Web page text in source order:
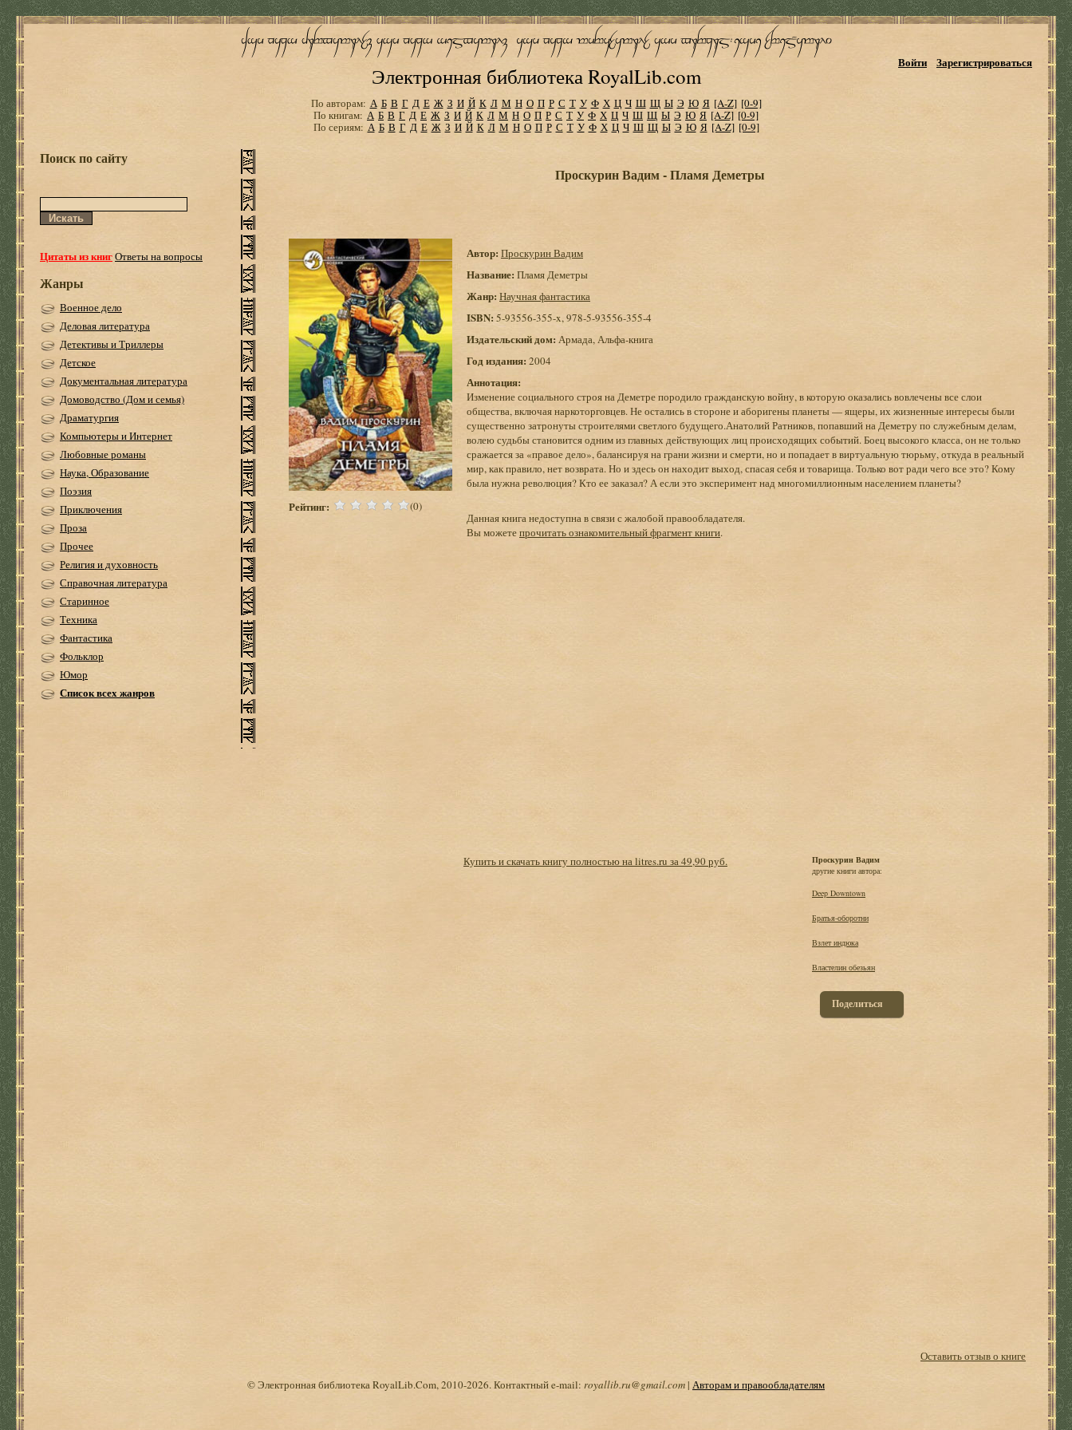
Электронная библиотека RoyalLib.com
Войти Зарегистрироваться
По авторам: А Б В Г Д Е Ж З И Й К Л М Н О П Р С Т У Ф Х Ц Ч Ш Щ Ы Э Ю Я [A-Z] [0-9]
По книгам: А Б В Г Д Е Ж З И Й К Л М Н О П Р С Т У Ф Х Ц Ч Ш Щ Ы Э Ю Я [A-Z] [0-9]
По сериям: А Б В Г Д Е Ж З И Й К Л М Н О П Р С Т У Ф Х Ц Ч Ш Щ Ы Э Ю Я [A-Z] [0-9]
Поиск по сайту
Цитаты из книгОтветы на вопросы
Жанры
Военное дело
Деловая литература
Детективы и Триллеры
Детское
Документальная литература
Домоводство (Дом и семья)
Драматургия
Компьютеры и Интернет
Любовные романы
Наука, Образование
Поэзия
Приключения
Проза
Прочее
Религия и духовность
Справочная литература
Старинное
Техника
Фантастика
Фольклор
Юмор
Список всех жанров
Проскурин Вадим - Пламя Деметры
Рейтинг: (0)
Автор: Проскурин Вадим
Название: Пламя Деметры
Жанр: Научная фантастика
ISBN: 5-93556-355-x, 978-5-93556-355-4
Издательский дом: Армада, Альфа-книга
Год издания: 2004
Аннотация:
Изменение социального строя на Деметре породило гражданскую войну, в которую оказались вовлечены все слои
общества, включая наркоторговцев. Не остались в стороне и аборигены планеты — ящеры, их жизненные интересы были
существенно затронуты строителями светлого будущего.Анатолий Ратников, попавший на Деметру по служебным делам,
волею судьбы становится одним из главных действующих лиц происходящих событий. Боец высокого класса, он не только
сражается за «правое дело», балансируя на грани жизни и смерти, но и попадает в виртуальную тюрьму, откуда в реальный
мир, как правило, нет возврата. Но и здесь он находит выход, спасая себя и товарища. Только вот ради чего все это? Кому
была нужна революция? Кто ее заказал? А если это эксперимент над многомиллионным населением планеты?
Данная книга недоступна в связи с жалобой правообладателя.
Вы можетепрочитать ознакомительный фрагмент книги.
Купить и скачать книгу полностью на litres.ru за 49,90 руб.
Проскурин Вадим
другие книги автора:
Deep Downtown
Братья-оборотни
Взлет индюка
Властелин обезьян
Поделиться
Оставить отзыв о книге
© Электронная библиотека RoyalLib.Com, 2010-2026. Контактный e-mail: royallib.ru@gmail.com| Авторам и правообладателям